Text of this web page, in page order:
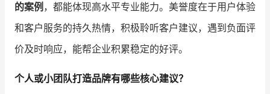
的案例 ，都能体现高水平专业能力。美誉度在于用户体验
和客户服务的持久热情，积极聆听客户建议，遇到负面评
价及时响应，能帮企业积累稳定的好评。
个人或小团队打造品牌有哪些核心建议？